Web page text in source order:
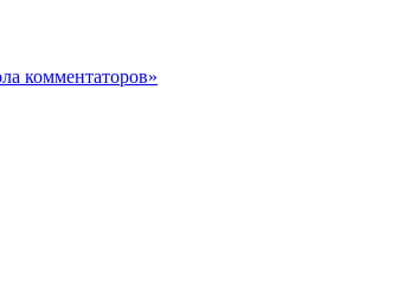
комментаторов»